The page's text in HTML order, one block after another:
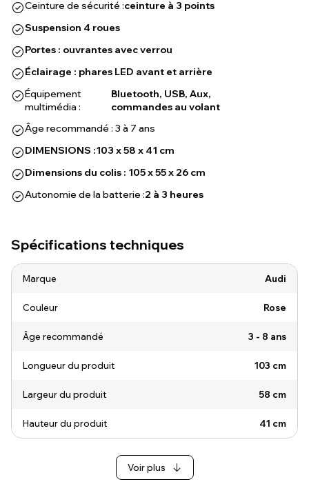
Ceinture de sécurité :ceinture à 3 points
Suspension 4 roues
Portes : ouvrantes avec verrou
Éclairage : phares LED avant et arrière
Équipement
multimédia :
Bluetooth, USB, Aux,
commandes au volant
Âge recommandé : 3 à 7 ans
DIMENSIONS :103 x 58 x 41 cm
Dimensions du colis : 105 x 55 x 26 cm
Autonomie de la batterie :2 à 3 heures
Spécifications techniques
Marque Audi
Couleur Rose
Âge recommandé 3 - 8 ans
Longueur du produit 103 cm
Largeur du produit 58 cm
Hauteur du produit 41 cm
Voir plus